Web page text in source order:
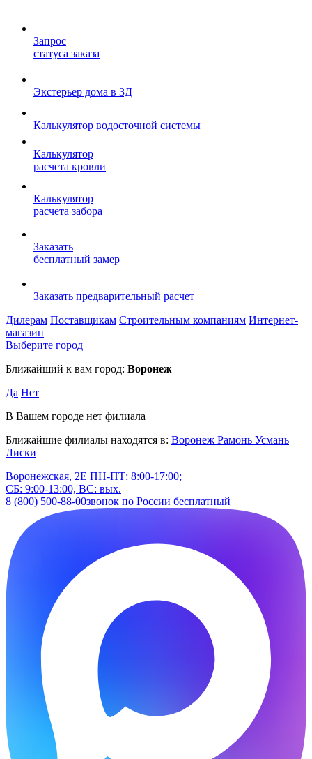
Запрос
статуса заказа
Экстерьер дома в 3Д
Калькулятор водосточной системы
Калькулятор
расчета кровли
Калькулятор
расчета забора
Заказать
бесплатный замер
Заказать предварительный расчет
Дилерам Поставщикам Строительным компаниям Интернет-
магазин
Выберите город
Ближайший к вам город: Воронеж
Да Нет
В Вашем городе нет филиала
Ближайшие филиалы находятся в: Воронеж Рамонь Усмань
Лиски
Воронежская, 2Е ПН-ПТ: 8:00-17:00;
СБ: 9:00-13:00, ВС: вых.
8 (800) 500-88-00звонок по России бесплатный